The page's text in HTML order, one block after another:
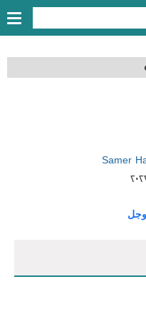
Samer